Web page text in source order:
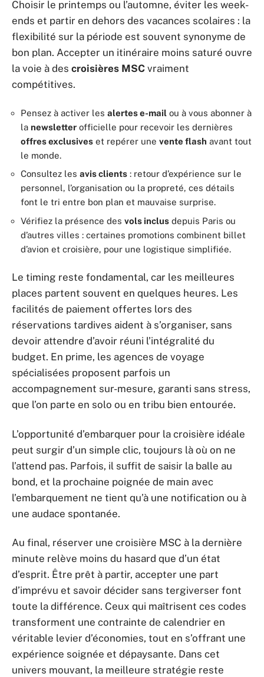
Choisir le printemps ou l’automne, éviter les week-
ends et partir en dehors des vacances scolaires : la
flexibilité sur la période est souvent synonyme de
bon plan. Accepter un itinéraire moins saturé ouvre
la voie à des croisières MSC vraiment
compétitives.
Pensez à activer les alertes e-mail ou à vous abonner à
la newsletter officielle pour recevoir les dernières
offres exclusives et repérer une vente flash avant tout
le monde.
Consultez les avis clients : retour d’expérience sur le
personnel, l’organisation ou la propreté, ces détails
font le tri entre bon plan et mauvaise surprise.
Vérifiez la présence des vols inclus depuis Paris ou
d’autres villes : certaines promotions combinent billet
d’avion et croisière, pour une logistique simplifiée.
Le timing reste fondamental, car les meilleures
places partent souvent en quelques heures. Les
facilités de paiement offertes lors des
réservations tardives aident à s’organiser, sans
devoir attendre d’avoir réuni l’intégralité du
budget. En prime, les agences de voyage
spécialisées proposent parfois un
accompagnement sur-mesure, garanti sans stress,
que l’on parte en solo ou en tribu bien entourée.
L’opportunité d’embarquer pour la croisière idéale
peut surgir d’un simple clic, toujours là où on ne
l’attend pas. Parfois, il suffit de saisir la balle au
bond, et la prochaine poignée de main avec
l’embarquement ne tient qu’à une notification ou à
une audace spontanée.
Au final, réserver une croisière MSC à la dernière
minute relève moins du hasard que d’un état
d’esprit. Être prêt à partir, accepter une part
d’imprévu et savoir décider sans tergiverser font
toute la différence. Ceux qui maîtrisent ces codes
transforment une contrainte de calendrier en
véritable levier d’économies, tout en s’offrant une
expérience soignée et dépaysante. Dans cet
univers mouvant, la meilleure stratégie reste